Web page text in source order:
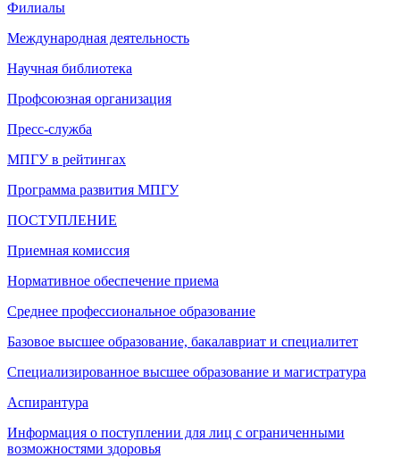
Филиалы
Международная деятельность
Научная библиотека
Профсоюзная организация
Пресс-служба
МПГУ в рейтингах
Программа развития МПГУ
ПОСТУПЛЕНИЕ
Приемная комиссия
Нормативное обеспечение приема
Среднее профессиональное образование
Базовое высшее образование, бакалавриат и специалитет
Специализированное высшее образование и магистратура
Аспирантура
Информация о поступлении для лиц с ограниченными
возможностями здоровья